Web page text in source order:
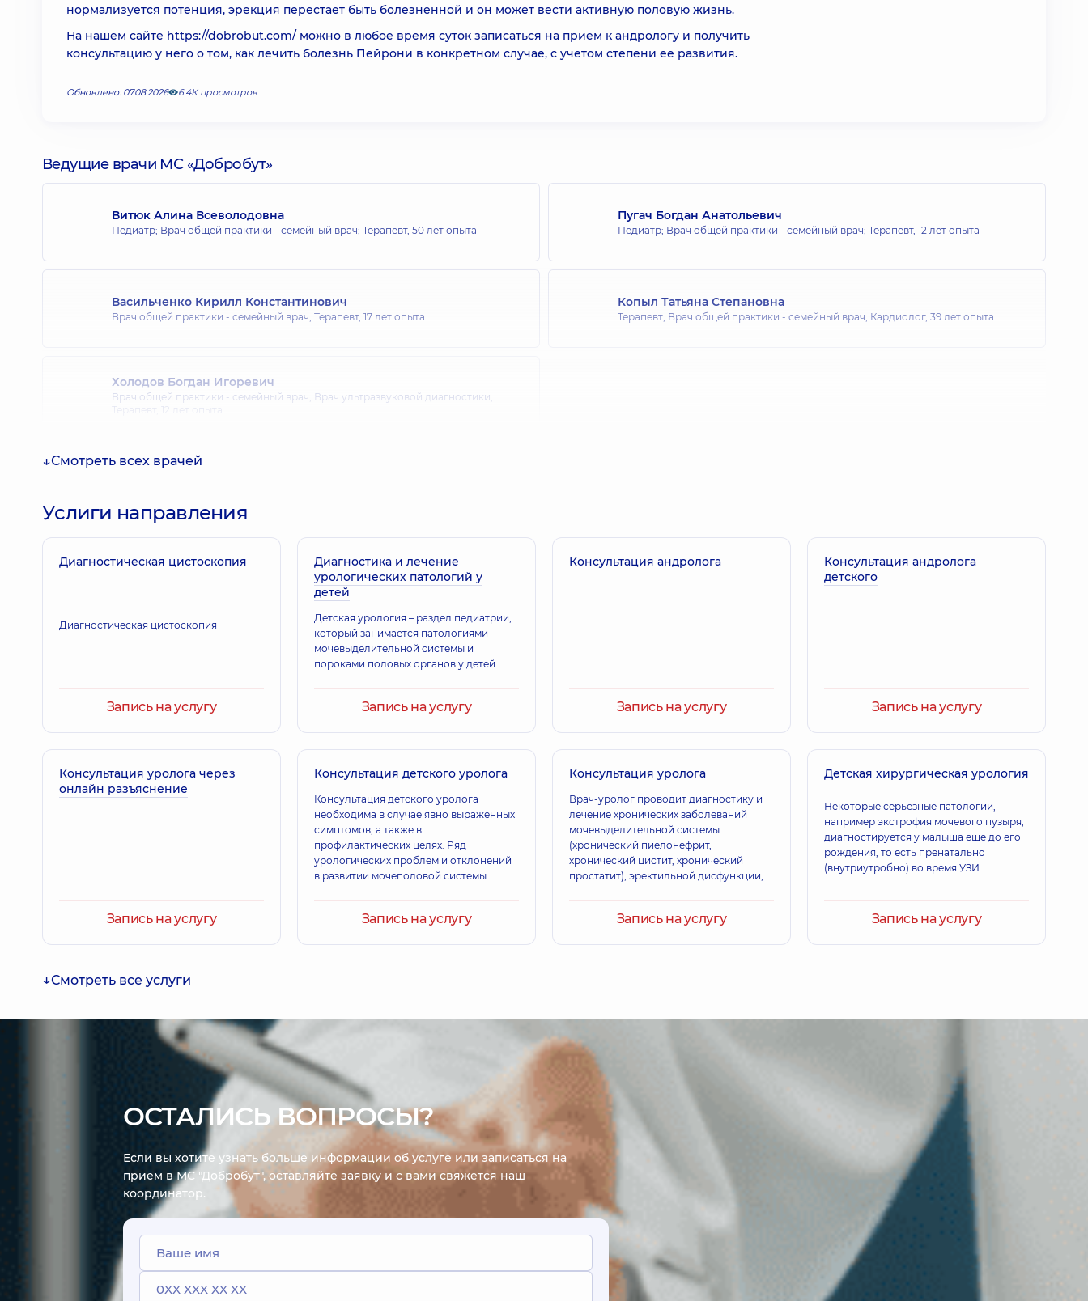
нормализуется потенция, эрекция перестает быть болезненной и он может вести активную половую жизнь.
На нашем сайте https://dobrobut.com/ можно в любое время суток записаться на прием к андрологу и получить
консультацию у него о том, как лечить болезнь Пейрони в конкретном случае, с учетом степени ее развития.
Обновлено: 07.08.2026 6.4К просмотров
Ведущие врачи МС «Добробут»
Витюк Алина Всеволодовна
Педиатр; Врач общей практики - семейный врач; Терапевт, 50 лет опыта
Пугач Богдан Анатольевич
Педиатр; Врач общей практики - семейный врач; Терапевт, 12 лет опыта
Васильченко Кирилл Константинович
Врач общей практики - семейный врач; Терапевт, 17 лет опыта
Копыл Татьяна Степановна
Терапевт; Врач общей практики - семейный врач; Кардиолог, 39 лет опыта
Холодов Богдан Игоревич
Врач общей практики - семейный врач; Врач ультразвуковой диагностики;
Терапевт,
12 лет опыта
Смотреть всех врачей
Услиги направления
Диагностическая цистоскопия
Диагностическая цистоскопия
Запись на услугу
Диагностика и лечение
урологических патологий у
детей
Детская урология – раздел педиатрии,
который занимается патологиями
мочевыделительной системы и
пороками половых органов у детей.
Запись на услугу
Консультация андролога
Запись на услугу
Консультация андролога
детского
Запись на услугу
Консультация уролога через
онлайн разъяснение
Запись на услугу
Консультация детского уролога
Консультация детского уролога
необходима в случае явно выраженных
симптомов, а также в
профилактических целях. Ряд
урологических проблем и отклонений
в развитии мочеполовой системы
консультации у специалиста
Запись на услугу
Консультация уролога
Врач-уролог проводит диагностику и
лечение хронических заболеваний
мочевыделительной системы
(хронический пиелонефрит,
хронический цистит, хронический
простатит), эректильной дисфункции, а
Запись на услугу
Детская хирургическая урология
Некоторые серьезные патологии,
например экстрофия мочевого пузыря,
диагностируется у малыша еще до его
рождения, то есть пренатально
(внутриутробно) во время УЗИ.
Запись на услугу
Смотреть все услуги
ОСТАЛИСЬ ВОПРОСЫ?
Если вы хотите узнать больше информации об услуге или записаться на
прием в МС "Добробут", оставляйте заявку и с вами свяжется наш
координатор.